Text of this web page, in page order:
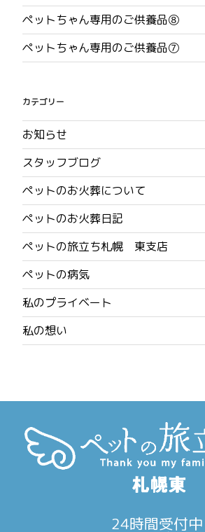
ペットちゃん専用のご供養品⑧
ペットちゃん専用のご供養品⑦
カテゴリー
お知らせ
スタッフブログ
ペットのお火葬について
ペットのお火葬日記
ペットの旅立ち札幌 東支店
ペットの病気
私のプライベート
私の想い
24時間受付中